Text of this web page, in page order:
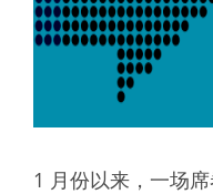
1 月份以来，一场